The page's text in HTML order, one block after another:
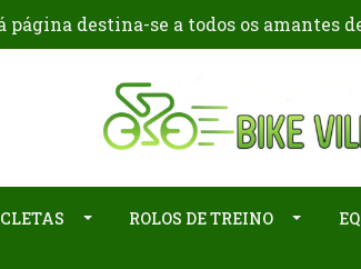
página destina-se a todos os amantes
ROLOS DE TREINO